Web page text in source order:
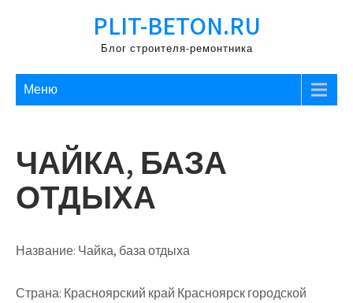
PLIT-BETON.RU
Блог строителя-ремонтника
Меню
ЧАЙКА, БАЗА
ОТДЫХА
Название: Чайка, база отдыха
Страна: Красноярский край Красноярск городской